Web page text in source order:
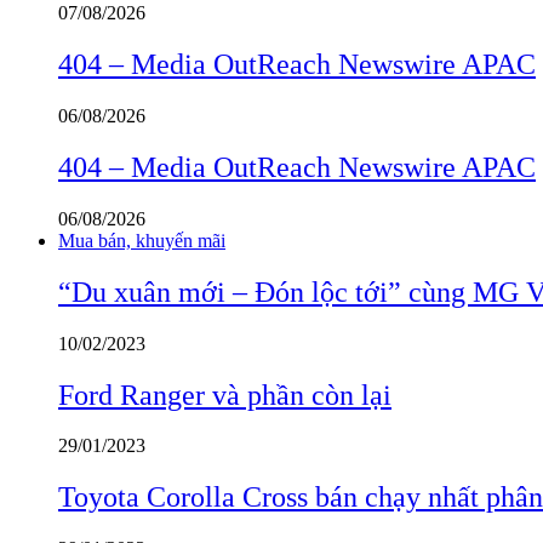
07/08/2026
404 – Media OutReach Newswire APAC
06/08/2026
404 – Media OutReach Newswire APAC
06/08/2026
Mua bán, khuyến mãi
“Du xuân mới – Đón lộc tới” cùng MG
10/02/2023
Ford Ranger và phần còn lại
29/01/2023
Toyota Corolla Cross bán chạy nhất